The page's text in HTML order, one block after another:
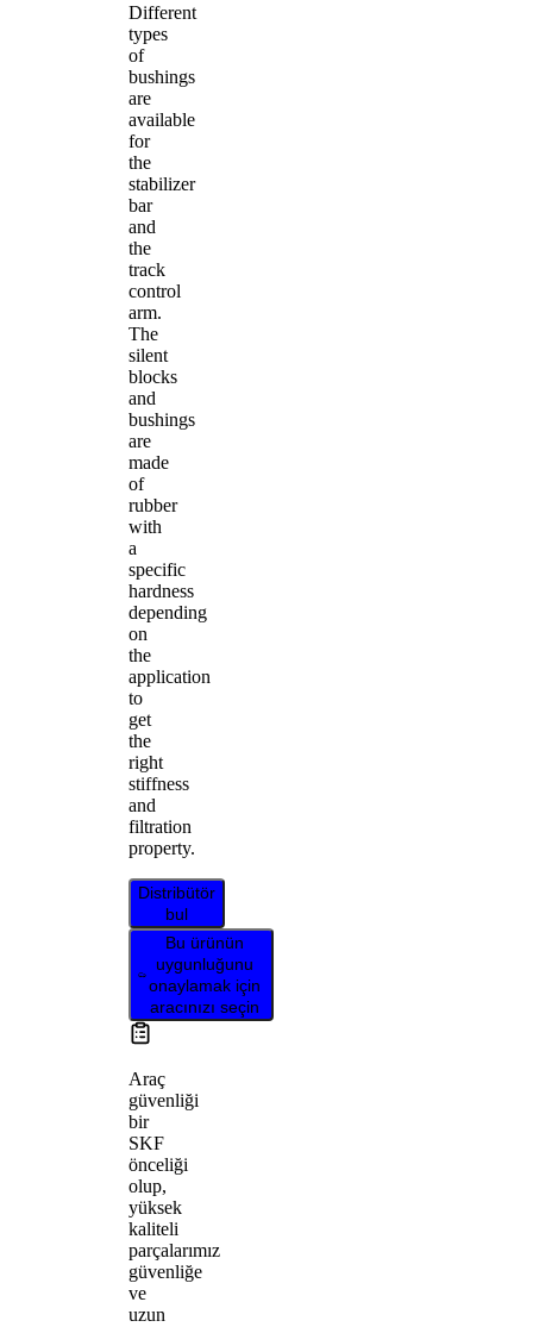
Different
types
of
bushings
are
available
for
the
stabilizer
bar
and
the
track
control
arm.
The
silent
blocks
and
bushings
are
made
of
rubber
with
a
specific
hardness
depending
on
the
application
to
get
the
right
stiffness
and
filtration
property.
Distribütör
bul
Bu ürünün
uygunluğunu
onaylamak için
aracınızı seçin
Araç
güvenliği
bir
SKF
önceliği
olup,
yüksek
kaliteli
parçalarımız
güvenliğe
ve
uzun